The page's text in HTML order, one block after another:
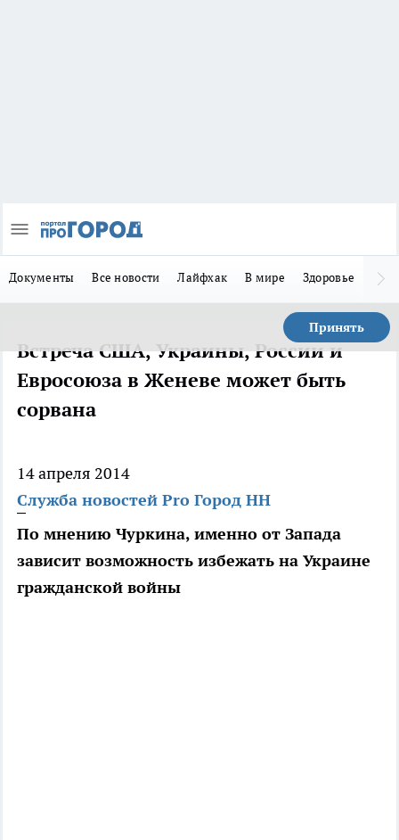
Документы Все новости Лайфхак В мире Здоровье
Принять
Встреча США, Украины, России и
Евросоюза в Женеве может быть
сорвана
14 апреля 2014
Служба новостей Pro Город НН
По мнению Чуркина, именно от Запада
зависит возможность избежать на Украине
гражданской войны